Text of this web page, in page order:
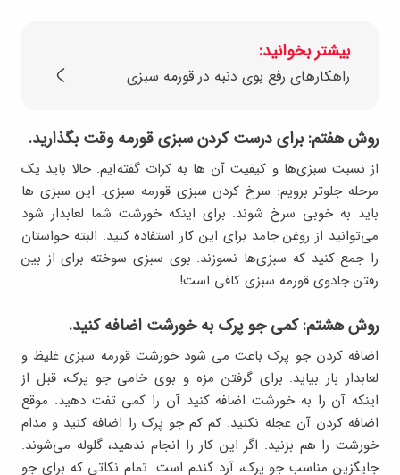
بیشتر بخوانید:
راهکارهای رفع بوی دنبه در قورمه سبزی
روش هفتم: برای درست کردن سبزی قورمه وقت بگذارید.
از نسبت سبزی‌ها و کیفیت آن ها به کرات گفته‌ایم. حالا باید یک
مرحله جلوتر برویم: سرخ کردن سبزی قورمه سبزی. این سبزی ها
باید به خوبی سرخ شوند. برای اینکه خورشت شما لعابدار شود
می‌توانید از روغن جامد برای این کار استفاده کنید. البته حواستان
را جمع کنید که سبزی‌ها نسوزند. بوی سبزی سوخته برای از بین
رفتن جادوی قورمه سبزی کافی است!
روش هشتم: کمی جو پرک به خورشت اضافه کنید.
اضافه کردن جو پرک باعث می شود خورشت قورمه سبزی غلیظ و
لعابدار بار بیاید. برای گرفتن مزه و بوی خامی جو پرک، قبل از
اینکه آن را به خورشت اضافه کنید آن را کمی تفت دهید. موقع
اضافه کردن آن عجله نکنید. کم کم جو پرک را اضافه کنید و مدام
خورشت را هم بزنید. اگر این کار را انجام ندهید، گلوله می‌شوند.
جایگزین مناسب جو پرک، آرد گندم است. تمام نکاتی که برای جو